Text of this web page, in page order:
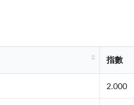
指數
2.000